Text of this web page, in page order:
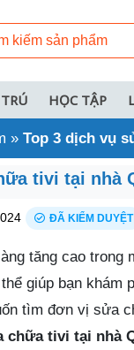
HỌC TẬP
» Top 3 dịch vụ
tivi tại nhà
ĐÃ KIỂM DUYỆT
tăng cao
giúp bạn khám
tìm đơn vị sửa
chữa tivi tại nhà